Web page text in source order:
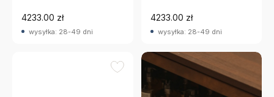
4233.00 zł
wysyłka: 28-49 dni
4233.00 zł
wysyłka: 28-49 dni